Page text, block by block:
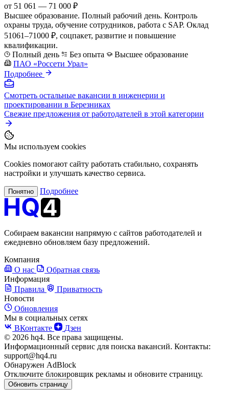
от 51 061 — 71 000 ₽
Высшее образование. Полный рабочий день. Контроль
охраны труда, обучение сотрудников, работа с SAP. Оклад
51061–71000 ₽, соцпакет, развитие и повышение
квалификации.
Полный день
Без опыта
Высшее образование
ПАО «Россети Урал»
Подробнее
Смотреть остальные вакансии в инженерии и
проектировании в Березниках
Свежие предложения от работодателей в этой категории
Мы используем cookies
Cookies помогают сайту работать стабильно, сохранять
настройки и улучшать качество сервиса.
Понятно Подробнее
Собираем вакансии напрямую с сайтов работодателей и
ежедневно обновляем базу предложений.
Компания
О нас
Обратная связь
Информация
Правила
Приватность
Новости
Обновления
Мы в социальных сетях
ВКонтакте
Дзен
© 2026 hq4. Все права защищены.
Информационный сервис для поиска вакансий. Контакты:
support@hq4.ru
Обнаружен AdBlock
Отключите блокировщик рекламы и обновите страницу.
Обновить страницу